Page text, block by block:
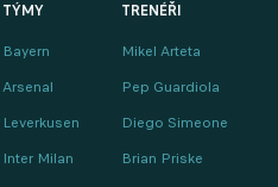
TÝMY
Bayern
Arsenal
Leverkusen
Inter Milan
TRENÉŘI
Mikel Arteta
Pep Guardiola
Diego Simeone
Brian Priske